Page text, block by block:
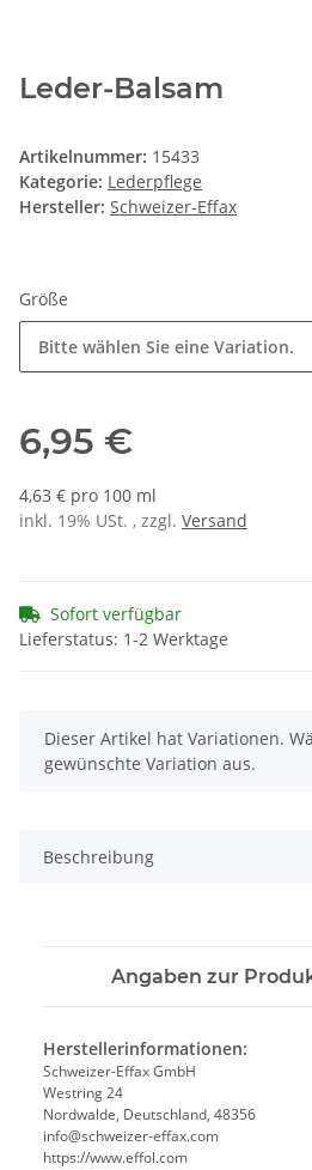
Leder-Balsam
Artikelnummer: 15433
Kategorie: Lederpflege
Hersteller: Schweizer-Effax
Größe
Bitte wählen Sie eine Variation.
6,95 €
4,63 € pro 100 ml
inkl. 19% USt. , zzgl. Versand
Sofort verfügbar
Lieferstatus: 1-2 Werktage
x
Dieser Artikel hat Variationen.
gewünschte Variation aus.
Beschreibung
Angaben zur
Herstellerinformationen:
Schweizer-Effax GmbH
Westring 24
Nordwalde, Deutschland, 48356
info@schweizer-effax.com
https://www.effol.com